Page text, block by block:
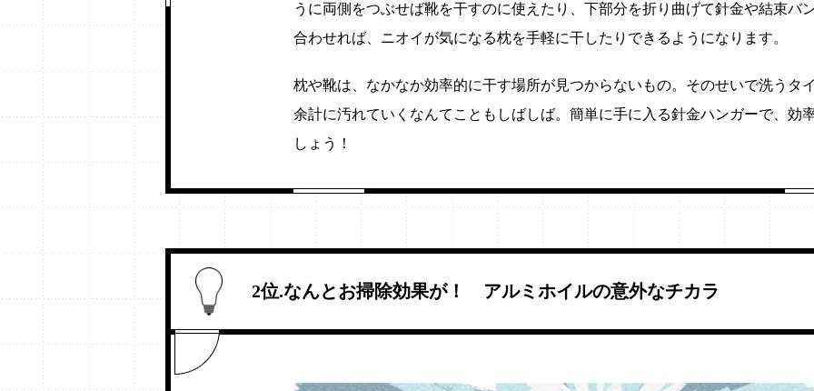
うに両側をつぶせば靴を干すのに使えたり、下部分を折り曲げて針金や結束バ
合わせれば、ニオイが気になる枕を手軽に干したりできるようになります。
枕や靴は、なかなか効率的に干す場所が見つからないもの。そのせいで洗うタ
余計に汚れていくなんてこともしばしば。簡単に手に入る針金ハンガーで、効
しょう！
2位.なんとお掃除効果が！ アルミホイルの意外なチカラ